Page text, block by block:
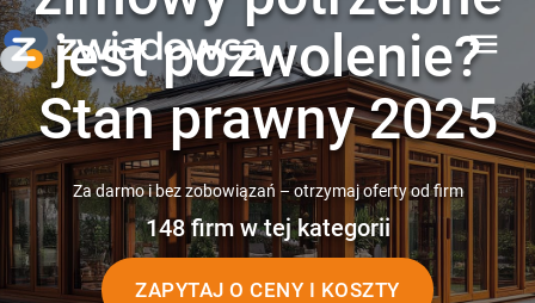
menu
jest pozwolenie?
Stan prawny 2025
Za darmo i bez zobowiązań – otrzymaj oferty od firm
148 firm w tej kategorii
ZAPYTAJ O CENY I KOSZTY